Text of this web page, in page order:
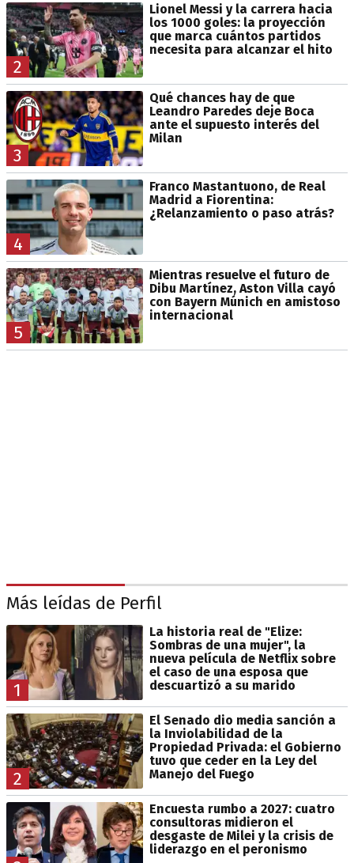
2
Lionel Messi y la carrera hacia
los 1000 goles: la proyección
que marca cuántos partidos
necesita para alcanzar el hito
3
Qué chances hay de que
Leandro Paredes deje Boca
ante el supuesto interés del
Milan
4
Franco Mastantuono, de Real
Madrid a Fiorentina:
¿Relanzamiento o paso atrás?
5
Mientras resuelve el futuro de
Dibu Martínez, Aston Villa cayó
con Bayern Múnich en amistoso
internacional
Más leídas de Perfil
1
La historia real de "Elize:
Sombras de una mujer", la
nueva película de Netflix sobre
el caso de una esposa que
descuartizó a su marido
2
El Senado dio media sanción a
la Inviolabilidad de la
Propiedad Privada: el Gobierno
tuvo que ceder en la Ley del
Manejo del Fuego
Encuesta rumbo a 2027: cuatro
consultoras midieron el
desgaste de Milei y la crisis de
liderazgo en el peronismo